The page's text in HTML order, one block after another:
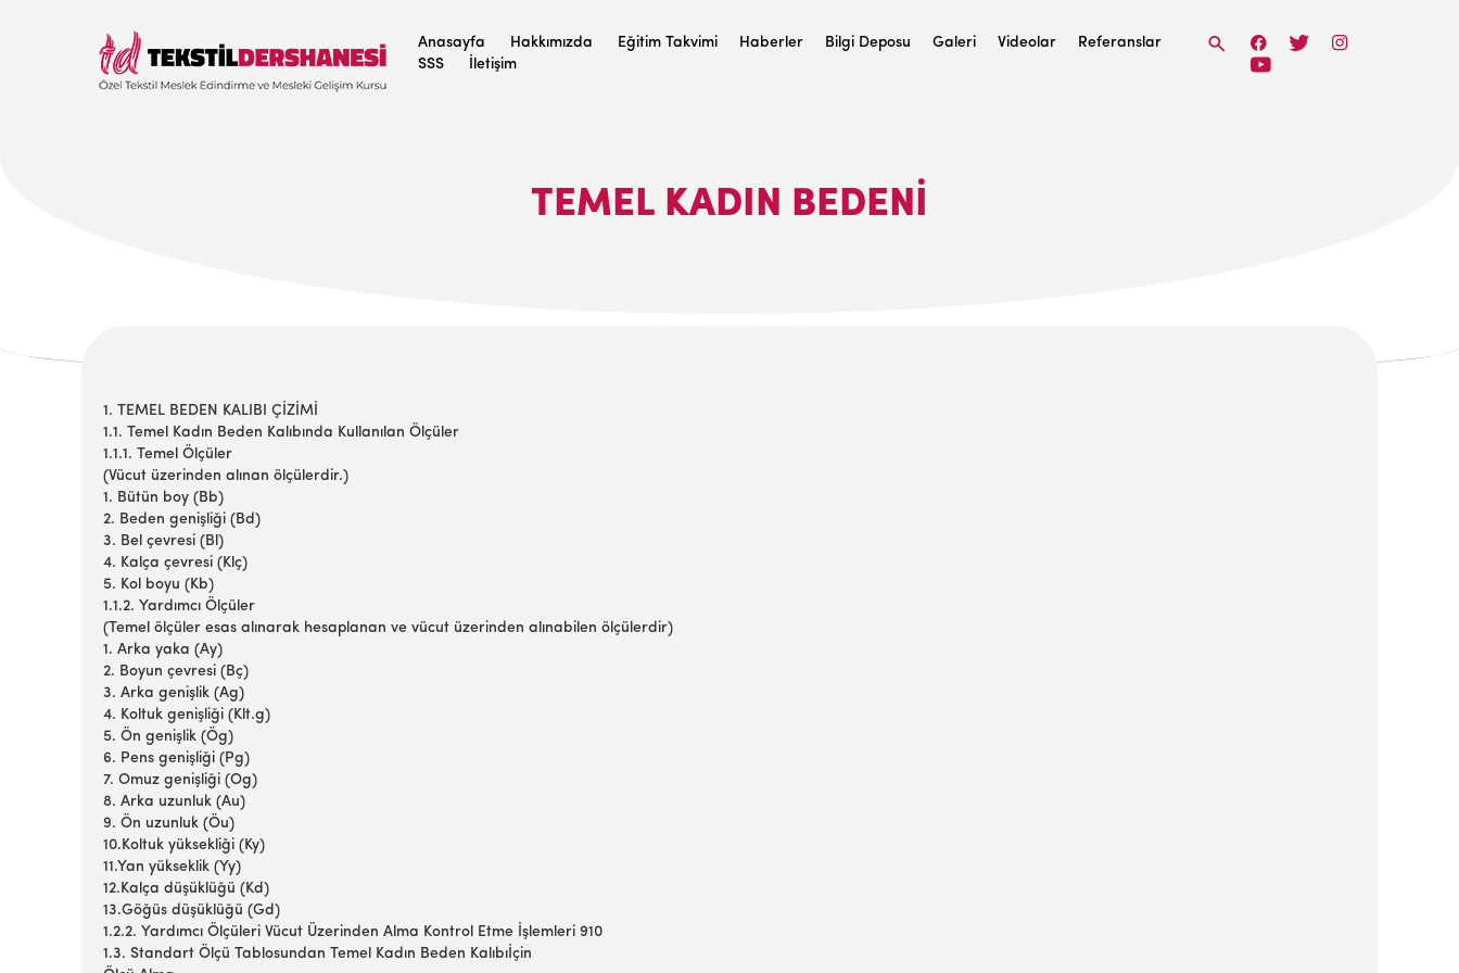
Anasayfa Hakkımızda Eğitim Takvimi Haberler Bilgi Deposu Galeri Videolar
Referanslar
SSS
İletişim
TEMEL KADIN BEDENI
1. TEMEL BEDEN KALIBI ÇİZİMİ
1.1. Temel Kadın Beden Kalıbında Kullanılan Ölçüler
1.1.1. Temel Ölçüler
(Vücut üzerinden alınan ölçülerdir.)
1. Bütün boy (Bb)
2. Beden genişliği (Bd)
3. Bel çevresi (Bl)
4. Kalça çevresi (Klç)
5. Kol boyu (Kb)
1.1.2. Yardımcı Ölçüler
(Temel ölçüler esas alınarak hesaplanan ve vücut üzerinden alınabilen ölçülerdir)
1. Arka yaka (Ay)
2. Boyun çevresi (Bç)
3. Arka genişlik (Ag)
4. Koltuk genişliği (Klt.g)
5. Ön genişlik (Ög)
6. Pens genişliği (Pg)
7. Omuz genişliği (Og)
8. Arka uzunluk (Au)
9. Ön uzunluk (Öu)
10.Koltuk yüksekliği (Ky)
11.Yan yükseklik (Yy)
12.Kalça düşüklüğü (Kd)
13.Göğüs düşüklüğü (Gd)
1.2.2. Yardımcı Ölçüleri Vücut Üzerinden Alma Kontrol Etme İşlemleri 910
1.3. Standart Ölçü Tablosundan Temel Kadın Beden Kalıbıİçin